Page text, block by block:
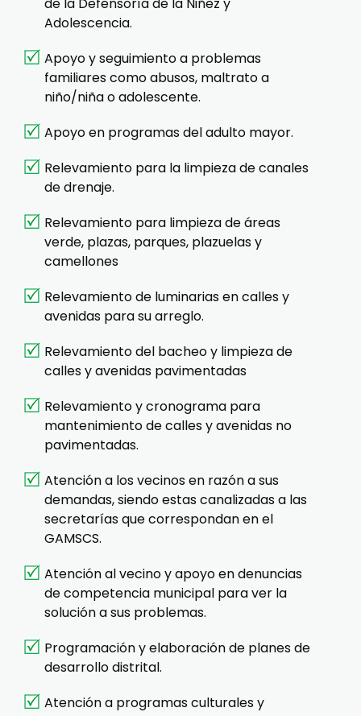
Adolescencia.
Apoyo y seguimiento a problemas
familiares como abusos, maltrato a
niño/niña o adolescente.
Apoyo en programas del adulto mayor.
Relevamiento para la limpieza de canales
de drenaje.
Relevamiento para limpieza de áreas
verde, plazas, parques, plazuelas y
camellones
Relevamiento de luminarias en calles y
avenidas para su arreglo.
Relevamiento del bacheo y limpieza de
calles y avenidas pavimentadas
Relevamiento y cronograma para
mantenimiento de calles y avenidas no
pavimentadas.
Atención a los vecinos en razón a sus
demandas, siendo estas canalizadas a las
secretarías que correspondan en el
GAMSCS.
Atención al vecino y apoyo en denuncias
de competencia municipal para ver la
solución a sus problemas.
Programación y elaboración de planes de
desarrollo distrital.
Atención a programas culturales y